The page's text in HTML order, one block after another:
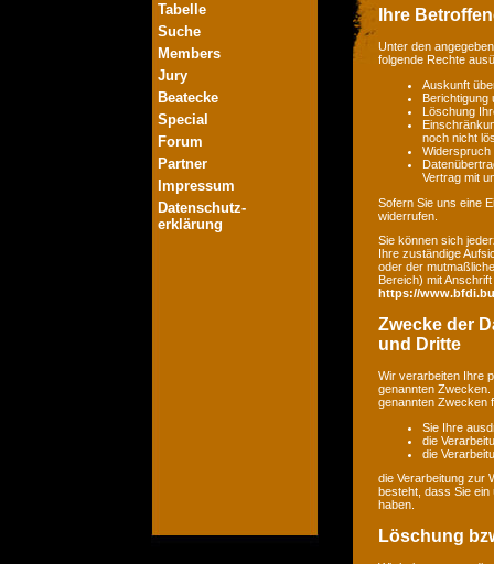
Tabelle
Suche
Members
Jury
Beatecke
Special
Forum
Partner
Impressum
Datenschutz-
erklärung
Ihre
Unter den
folgende Rechte
Auskunft
Berichtigung
Löschung
noch nicht
Widerspruch
Vertrag mit
Sofern Sie uns eine
widerrufen.
Sie können sich
Ihre zuständige
oder der
Bereich) mit
https://
Zwecke der
und Dritte
Wir verarbeiten Ihre
genannten
genannten Zwecken
Sie Ihre
die
die
die Verarbeitung zur
besteht, dass Sie
haben.
Löschung